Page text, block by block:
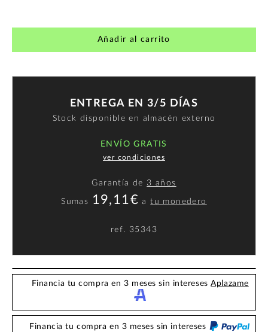
Añadir al carrito
ENTREGA EN 3/5 DÍAS
Stock disponible en almacén externo
ENVÍO GRATIS
ver condiciones
Garantía de 3 años
Sumas 19,11€ atu monedero
ref. 35343
Financia tu compra en 3 meses sin interesesAplazame
Financia tu compra en 3 meses sin intereses